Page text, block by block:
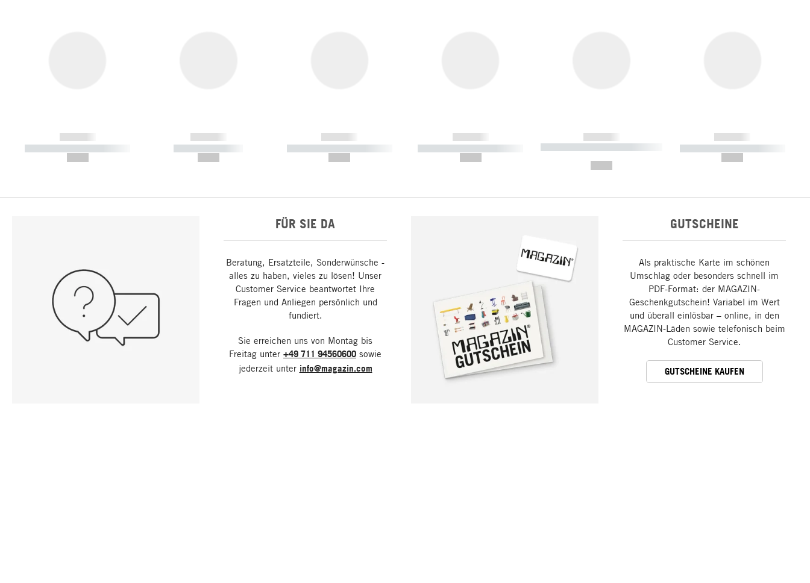
------------
----------- ----------- -----------
------------
----------- -----------
------------
----------- ----------- -----------
------------
----------- ----------- -----------
------------
----------- ----------- ----------- ----
------------
----------- ----------- -----------
FÜR SIE DA
Beratung, Ersatzteile, Sonderwünsche -
alles zu haben, vieles zu lösen! Unser
Customer Service beantwortet Ihre
Fragen und Anliegen persönlich und
fundiert.
Sie erreichen uns von Montag bis
Freitag unter +49 711 94560600 sowie
jederzeit unter info@magazin.com
GUTSCHEINE
Als praktische Karte im schönen
Umschlag oder besonders schnell im
PDF-Format: der MAGAZIN-
Geschenkgutschein! Variabel im Wert
und überall einlösbar – online, in den
MAGAZIN-Läden sowie telefonisch beim
Customer Service.
GUTSCHEINE KAUFEN